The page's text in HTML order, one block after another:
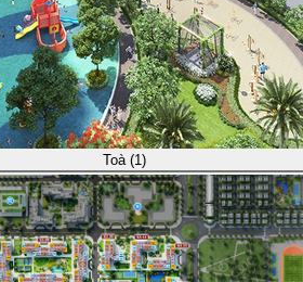
Toà (1)